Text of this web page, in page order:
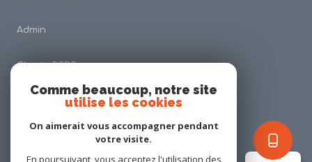
Admin
Charte RGDP
Nos honoraires
Comme beaucoup, notre site
utilise les cookies
On aimerait vous accompagner pendant
votre visite.
En poursuivant, vous acceptez l'utilisation des